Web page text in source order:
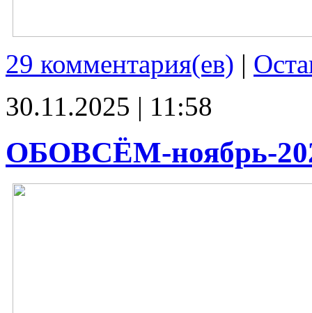
29 комментария(ев) |
30.11.2025 | 11:58
ОБОВСЁМ-ноябрь-